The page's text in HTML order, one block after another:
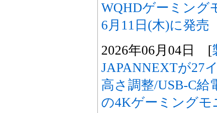
WQHDゲーミング
6月11日(木)に発売
2026年06月04日 [
JAPANNEXTが27
高さ調整/USB-C給
の4Kゲーミングモ